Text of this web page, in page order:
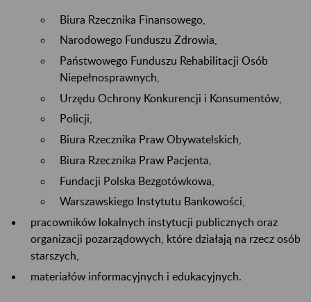
Biura Rzecznika Finansowego,
Narodowego Funduszu Zdrowia,
Państwowego Funduszu Rehabilitacji Osób
Niepełnosprawnych,
Urzędu Ochrony Konkurencji i Konsumentów,
Policji,
Biura Rzecznika Praw Obywatelskich,
Biura Rzecznika Praw Pacjenta,
Fundacji Polska Bezgotówkowa,
Warszawskiego Instytutu Bankowości,
pracowników lokalnych instytucji publicznych oraz
organizacji pozarządowych, które działają na rzecz osób
starszych,
materiałów informacyjnych i edukacyjnych.